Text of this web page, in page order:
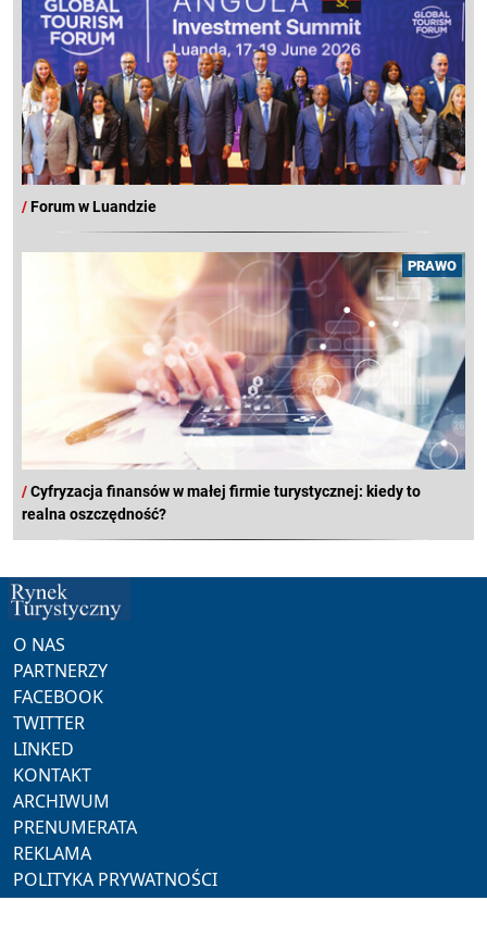
/Forum w Luandzie
PRAWO
/Cyfryzacja finansów w małej firmie turystycznej: kiedy to
realna oszczędność?
O NAS
PARTNERZY
FACEBOOK
TWITTER
LINKED
KONTAKT
ARCHIWUM
PRENUMERATA
REKLAMA
POLITYKA PRYWATNOŚCI
NASZE SERWISY